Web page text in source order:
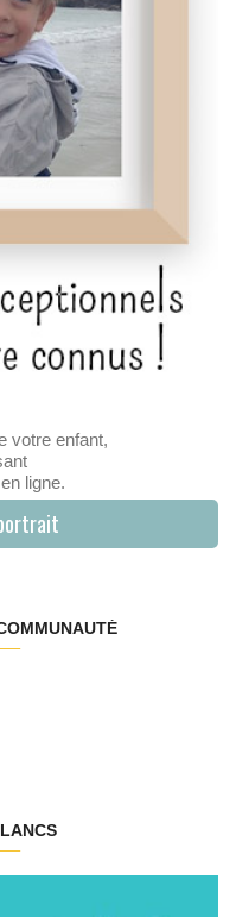
votre enfant,
ligne.